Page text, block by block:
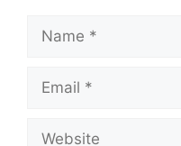
Name
Email
Website